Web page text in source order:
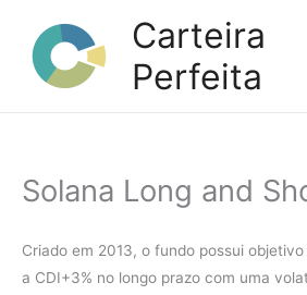
conteúdo
Carteira
Perfeita
Solana Long and
Criado em 2013, o fundo possui
a CDI+3% no longo prazo com uma